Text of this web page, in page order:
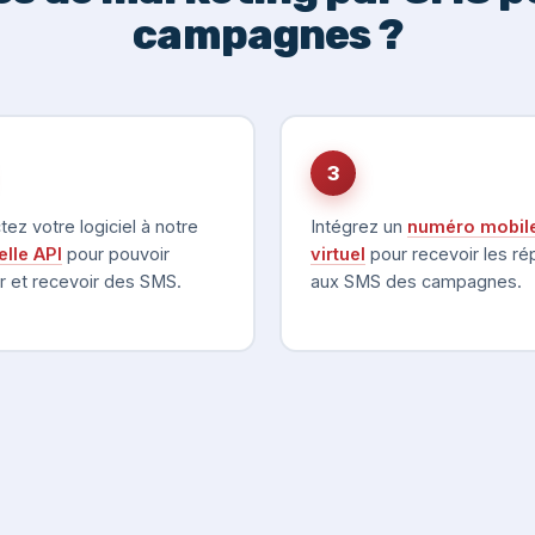
campagnes ?
votre logiciel à notre
API pour pouvoir
et recevoir des SMS.
3
Intégrez un numéro
virtuel pour recevoir les
aux SMS des campagnes.